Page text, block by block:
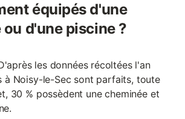
équipés d'une
d'une piscine ?
les données récoltées l'an
à Noisy-le-Sec sont parfaits, toute
30 % possèdent une cheminée et